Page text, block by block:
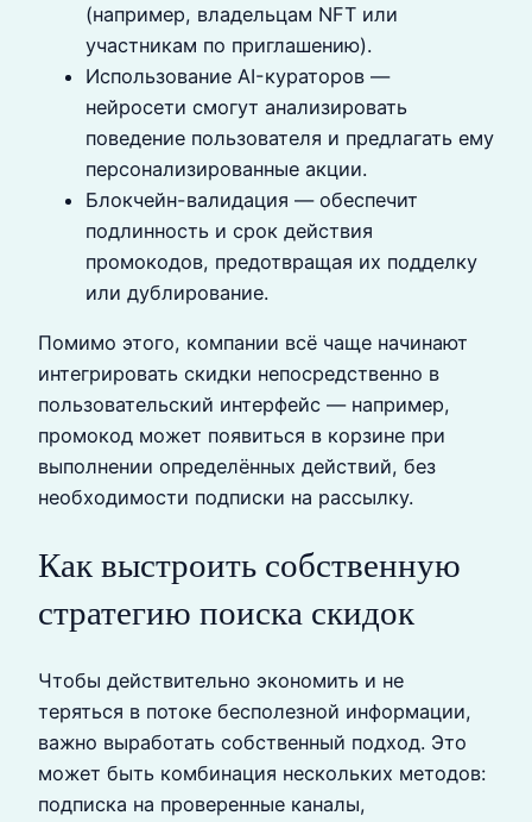
(например, владельцам NFT или
участникам по приглашению).
Использование AI-кураторов —
нейросети смогут анализировать
поведение пользователя и предлагать ему
персонализированные акции.
Блокчейн-валидация — обеспечит
подлинность и срок действия
промокодов, предотвращая их подделку
или дублирование.
Помимо этого, компании всё чаще начинают
интегрировать скидки непосредственно в
пользовательский интерфейс — например,
промокод может появиться в корзине при
выполнении определённых действий, без
необходимости подписки на рассылку.
Как выстроить собственную
стратегию поиска скидок
Чтобы действительно экономить и не
теряться в потоке бесполезной информации,
важно выработать собственный подход. Это
может быть комбинация нескольких методов:
подписка на проверенные каналы,